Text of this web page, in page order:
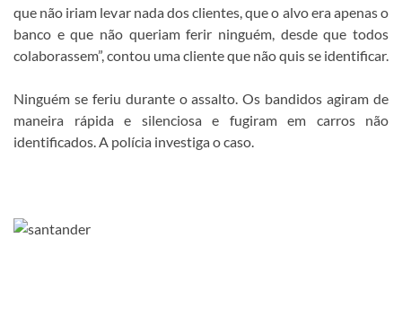
que não iriam levar nada dos clientes, que o alvo era apenas o
banco e que não queriam ferir ninguém, desde que todos
colaborassem”, contou uma cliente que não quis se identificar.
Ninguém se feriu durante o assalto. Os bandidos agiram de
maneira rápida e silenciosa e fugiram em carros não
identificados. A polícia investiga o caso.